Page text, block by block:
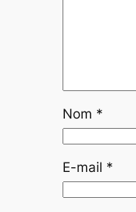
Nom *
E-mail *